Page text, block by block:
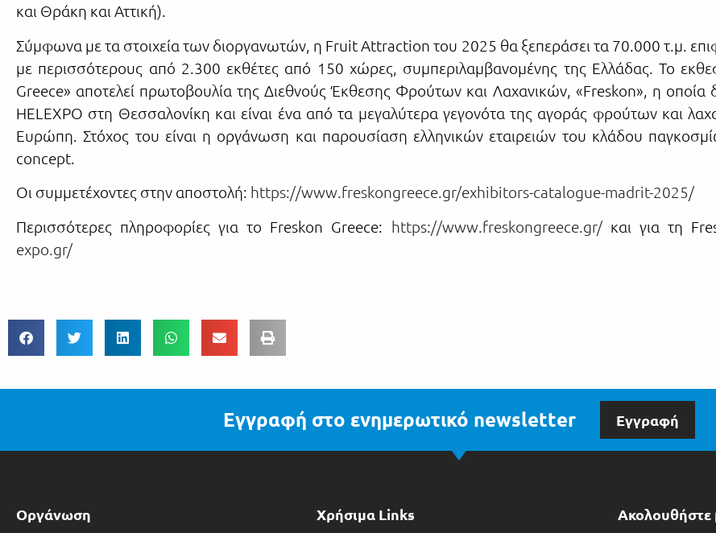
και Θράκη και Αττική).
Σύμφωνα με τα στοιχεία των διοργανωτών, η Fruit Attraction του 2025 θα ξεπεράσει τα 70.000 τ.μ.
με περισσότερους από 2.300 εκθέτες από 150 χώρες, συμπεριλαμβανομένης της Ελλάδας. Το
Greece» αποτελεί πρωτοβουλία της Διεθνούς Έκθεσης Φρούτων και Λαχανικών, «Freskon», η οποία
HELEXPO στη Θεσσαλονίκη και είναι ένα από τα μεγαλύτερα γεγονότα της αγοράς φρούτων και
Ευρώπη. Στόχος του είναι η οργάνωση και παρουσίαση ελληνικών εταιρειών του κλάδου
concept.
Οι συμμετέχοντες στην αποστολή: https://www.freskongreece.gr/exhibitors-catalogue-madrit-2025/
Περισσότερες πληροφορίες για το Freskon Greece: https://www.freskongreece.gr/και για τη
expo.gr/
Εγγραφή στο ενημερωτικό newsletter Εγγραφή
Οργάνωση Χρήσιμα Links Ακολουθήστε